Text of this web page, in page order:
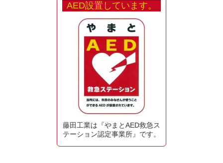
AED設置しています。
藤田工業は『やまとAED救急ス
テーション認定事業所』です。